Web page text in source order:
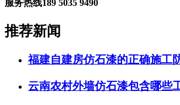
服务热线189 5035 9490
推荐新闻
福建自建房仿石漆的正确施工
云南农村外墙仿石漆包含哪些